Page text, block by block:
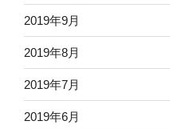
2019年9月
2019年8月
2019年7月
2019年6月